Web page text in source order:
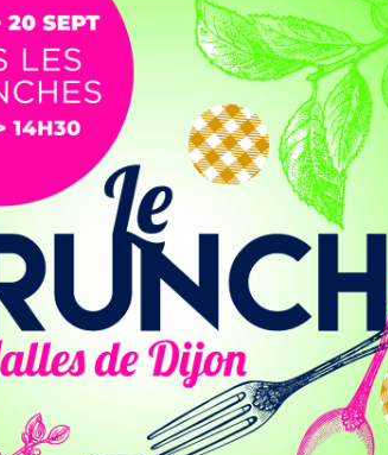
défaits 3 buts à 2 hier soir sur le terrain de
les lorientais reviennent à égalité de points
Ligue 1 avec chacun 15 points.
en ce moment des volontaires, de plus
d’hydrogène moléculaire. Ce qui
sont recherchés dans le département, mais
.